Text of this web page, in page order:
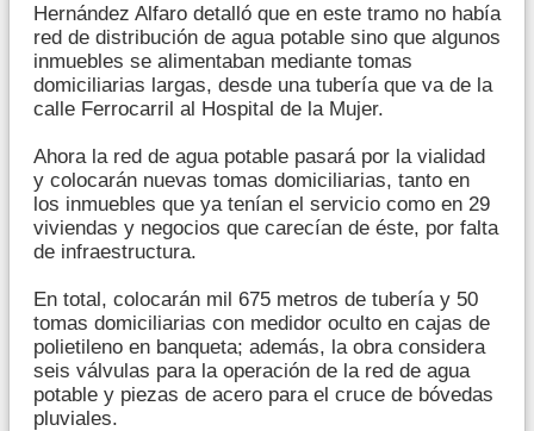
Hernández Alfaro detalló que en este tramo no había
red de distribución de agua potable sino que algunos
inmuebles se alimentaban mediante tomas
domiciliarias largas, desde una tubería que va de la
calle Ferrocarril al Hospital de la Mujer.
Ahora la red de agua potable pasará por la vialidad
y colocarán nuevas tomas domiciliarias, tanto en
los inmuebles que ya tenían el servicio como en 29
viviendas y negocios que carecían de éste, por falta
de infraestructura.
En total, colocarán mil 675 metros de tubería y 50
tomas domiciliarias con medidor oculto en cajas de
polietileno en banqueta; además, la obra considera
seis válvulas para la operación de la red de agua
potable y piezas de acero para el cruce de bóvedas
pluviales.